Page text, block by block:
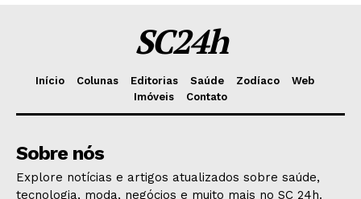
SC24h
Início Colunas Editorias Saúde Zodíaco
Web
Imóveis
Contato
Sobre nós
Explore notícias e artigos atualizados sobre saúde,
tecnologia, moda, negócios e muito mais no SC 24h.